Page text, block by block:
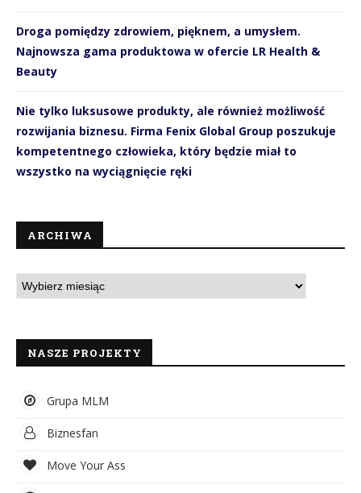
Droga pomiędzy zdrowiem, pięknem, a umysłem.
Najnowsza gama produktowa w ofercie LR Health &
Beauty
Nie tylko luksusowe produkty, ale również możliwość
rozwijania biznesu. Firma Fenix Global Group poszukuje
kompetentnego człowieka, który będzie miał to
wszystko na wyciągnięcie ręki
ARCHIWA
NASZE PROJEKTY
Grupa MLM
Biznesfan
Move Your Ass